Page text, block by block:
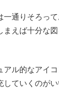
一通りそろっ
まえば十分な
ル的なアイコ
ていくのがい